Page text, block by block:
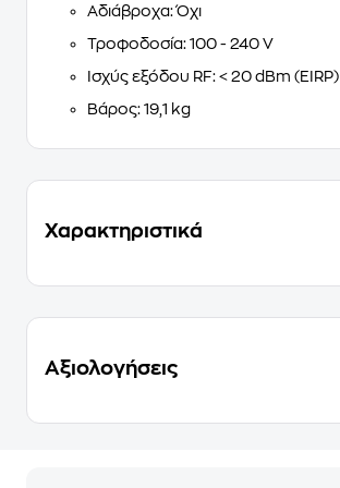
Αδιάβροχα:Όχι
Τροφοδοσία: 100 - 240 V
Ισχύς εξόδου RF: < 20 dBm (EIRP)
Βάρος: 19,1 kg
Χαρακτηριστικά
Αξιολογήσεις